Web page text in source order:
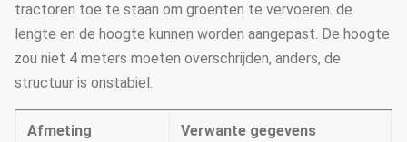
tractoren toe te staan om groenten te vervoeren. de
lengte en de hoogte kunnen worden aangepast. De hoogte
zou niet 4 meters moeten overschrijden, anders, de
structuur is onstabiel.
Afmeting Verwante gegevens